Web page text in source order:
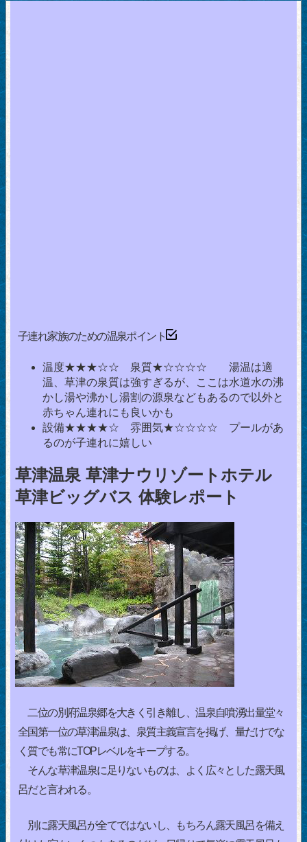
子連れ家族のための温泉ポイント
温度★★★☆☆ 泉質★☆☆☆☆ 湯温は適
温、草津の泉質は強すぎるが、ここは水道水の沸
かし湯や沸かし湯割の源泉などもあるので以外と
赤ちゃん連れにも良いかも
設備★★★★☆ 雰囲気★☆☆☆☆ プールがあ
るのが子連れに嬉しい
草津温泉 草津ナウリゾートホテル
草津ビッグバス 体験レポート
二位の別府温泉郷を大きく引き離し、温泉自噴湧出量堂々
全国第一位の草津温泉は、泉質主義宣言を掲げ、量だけでな
く質でも常にTOPレベルをキープする。
そんな草津温泉に足りないものは、よく広々とした露天風
呂だと言われる。
別に露天風呂が全てではないし、もちろん露天風呂を備え